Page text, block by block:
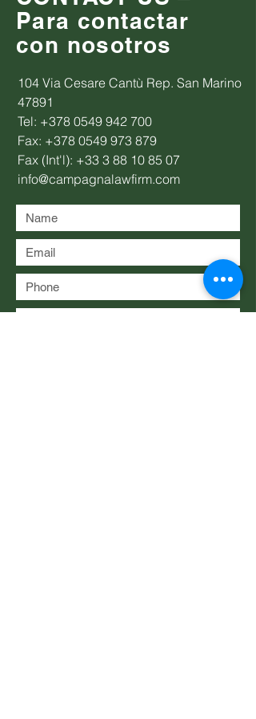
Para contactar
con nosotros
104 Via Cesare Cantù Rep. San Marino
47891
Tel: +378 0549 942 700
Fax: +378 0549 973 879
Fax (Int'l): +33 3 88 10 85 07
info@campagnalawfirm.com